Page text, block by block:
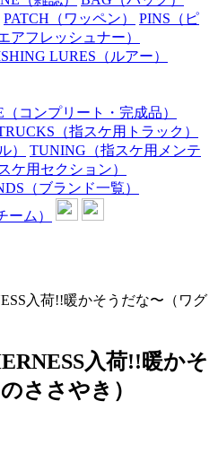
PATCH （ワッペン） PINS （ピ
エアフレッシュナー）
LURES （ルアー）
（コンプリート・完成品）
（指スケ用トラック）
） TUNING （指スケ用メンテ
ケ用セクション）
（ブランド一覧）
ーム）
入荷!!暖かそうだな〜（ワグ
入荷!!暖かそ
ささやき）